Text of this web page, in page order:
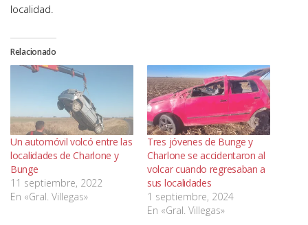
localidad.
Relacionado
Un automóvil volcó entre las
localidades de Charlone y
Bunge
11 septiembre, 2022
En «Gral. Villegas»
Tres jóvenes de Bunge y
Charlone se accidentaron al
volcar cuando regresaban a
sus localidades
1 septiembre, 2024
En «Gral. Villegas»